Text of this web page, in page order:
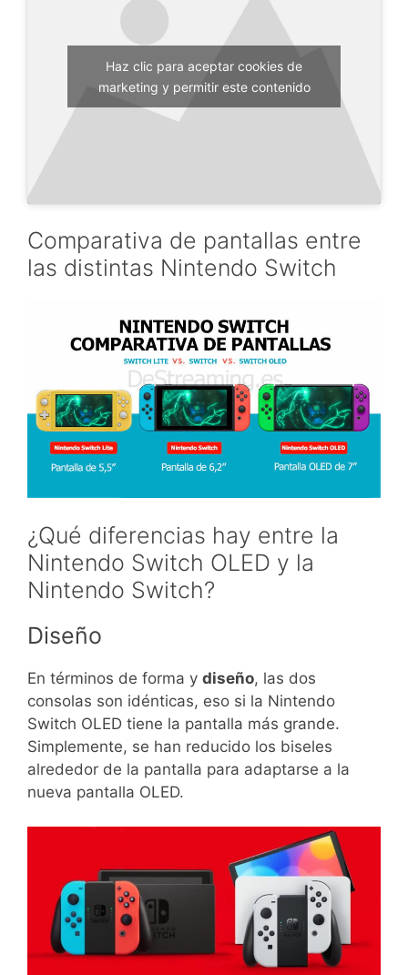
Haz clic para aceptar cookies de
marketing y permitir este contenido
Comparativa de pantallas entre
las distintas Nintendo Switch
¿Qué diferencias hay entre la
Nintendo Switch OLED y la
Nintendo Switch?
Diseño
En términos de forma y diseño, las dos
consolas son idénticas, eso si la Nintendo
Switch OLED tiene la pantalla más grande.
Simplemente, se han reducido los biseles
alrededor de la pantalla para adaptarse a la
nueva pantalla OLED.